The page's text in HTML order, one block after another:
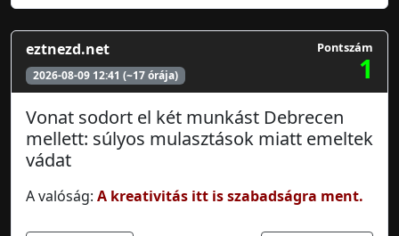
eztnezd.net
2026-08-09 12:41 (~17 órája)
Pontszám
1
Vonat sodort el két munkást Debrecen
mellett: súlyos mulasztások miatt emeltek
vádat
A valóság: A kreativitás itt is szabadságra ment.